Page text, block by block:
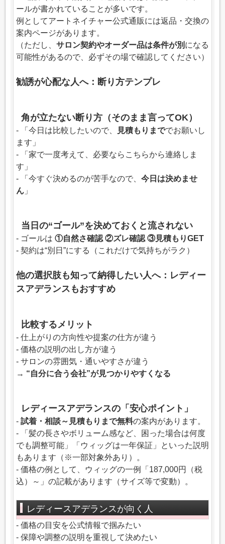
ールが書かれていることが多いです。
例としてアートネイチャー公式通販には返品・交換の
案内ページがあります。
（ただし、 サロン契約やオーダー品は条件が別 になる
可能性があるので、必ずその場で確認してください）
勧誘が心配な人へ：断り方テンプレ
角が立たない断り方（そのまま言ってOK）
- 「今日は比較したいので、 見積もりまででお願いし
ます」
- 「家で一度考えて、必要ならこちらから連絡しま
す」
- 「今すぐ決めるのが苦手なので、 今日は決めませ
ん 」
当日の“ゴール”を決めておくと流されない
- ゴールは ①自然さ確認 ②ズレ確認 ③見積もりGET
- 契約は“別日”にする（これだけで気持ちがラク）
他の選択肢も知って納得したい人へ：レディー
スアデランスもおすすめ
比較するメリット
- 仕上がりの方向性や提案の仕方が違う
- 価格の説明の出し方が違う
- サロンの雰囲気・通いやすさが違う
→ “自分に合う会社”が見つかりやすくなる
レディースアデランスの「安心ポイント」
- 試着・相談～見積もりまで無料の案内があります。
- 「髪の長さやボリューム感など、困った場合は何度
でも調整可能」「ウィッグは一年保証」といった説明
もあります（※一部対象外あり）。
- 価格の例として、ウィッグの一例「187,000円（税
込）～」の記載があります（サイズ等で変動）。
レディースアデランスが向く人
- 価格の目安を公式情報で掴みたい
- 保障や調整の説明を重視して決めたい